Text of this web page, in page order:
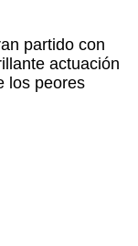
partido con
actuación
los peores